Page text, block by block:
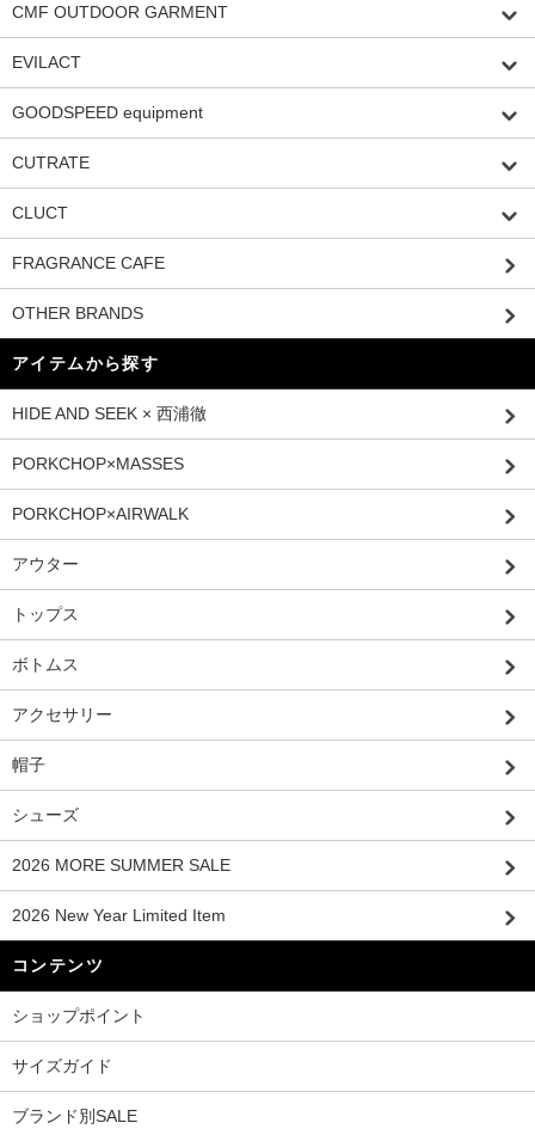
CMF OUTDOOR GARMENT
EVILACT
GOODSPEED equipment
CUTRATE
CLUCT
FRAGRANCE CAFE
OTHER BRANDS
アイテムから探す
HIDE AND SEEK × 西浦徹
PORKCHOP×MASSES
PORKCHOP×AIRWALK
アウター
トップス
ボトムス
アクセサリー
帽子
シューズ
2026 MORE SUMMER SALE
2026 New Year Limited Item
コンテンツ
ショップポイント
サイズガイド
ブランド別SALE